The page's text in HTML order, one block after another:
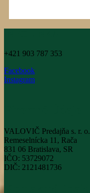
+421 903 787 353
Facebook
Instagram
VALOVIČ Predajňa s. r. o.
Remeselnícka 11, Rača
831 06 Bratislava, SR
IČO: 53729072
DIČ: 2121481736